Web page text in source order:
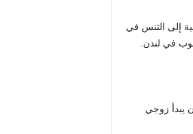
وتأتي بعد عودتها الرسمية إلى التنس في
29 يونيو إلى الأحد 12 يوليو، على أن يبدأ زوجي